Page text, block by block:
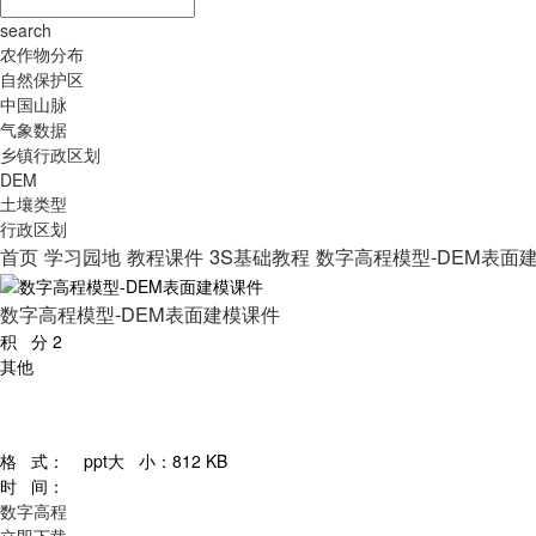
search
农作物分布
自然保护区
中国山脉
气象数据
乡镇行政区划
DEM
土壤类型
行政区划
首页 学习园地 教程课件 3S基础教程 数字高程模型-DEM表面
数字高程模型-DEM表面建模课件
积 分 2
其他
格 式： ppt大 小： 812 KB
时 间：
数字高程